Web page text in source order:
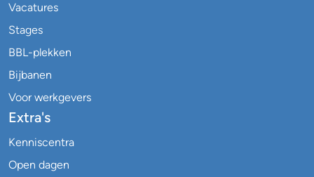
Vacatures
Stages
BBL-plekken
Bijbanen
Voor werkgevers
Extra's
Kenniscentra
Open dagen